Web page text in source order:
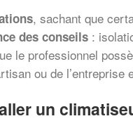
, sachant que
des conseils :
le professionnel
ou de
un